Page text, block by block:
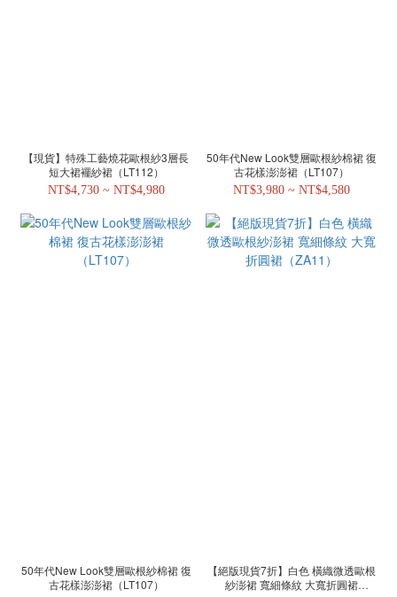
【現貨】特殊工藝燒花歐根紗3層長
短大裙襬紗裙（LT112）
NT$4,730 ~ NT$4,980
50年代New Look雙層歐根紗棉裙 復
古花樣澎澎裙（LT107）
NT$3,980 ~ NT$4,580
50年代New Look雙層歐根紗棉裙 復
古花樣澎澎裙（LT107）
【絕版現貨7折】白色 橫織微透歐根
紗澎裙 寬細條紋 大寬折圓裙